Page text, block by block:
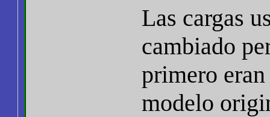
Las cargas
cambiado
primero
modelo